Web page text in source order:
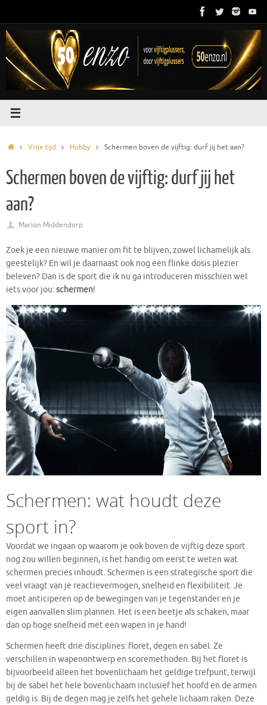
de
inhoud
HomeVrije tijd Hobby Schermen boven de vijftig: durf jij het aan?
Schermen boven de vijftig: durf jij het
aan?
Marion Middendorp
Zoek je een nieuwe manier om fit te blijven, zowel lichamelijk als
geestelijk? En wil je daarnaast ook nog een flinke dosis plezier
beleven? Dan is de sport die ik nu ga introduceren misschien wel
iets voor jou:schermen!
Schermen: wat houdt deze
sport in?
Voordat we ingaan op waarom je ook boven de vijftig deze sport
nog zou willen beginnen, is het handig om eerst te weten wat
schermen precies inhoudt. Schermen is een strategische sport die
veel vraagt van je reactievermogen, snelheid en flexibiliteit. Je
moet anticiperen op de bewegingen van je tegenstander en je
eigen aanvallen slim plannen. Het is een beetje als schaken, maar
dan op hoge snelheid met een wapen in je hand!
Schermen heeft drie disciplines: floret, degen en sabel. Ze
verschillen in wapenontwerp en scoremethoden. Bij het floret is
bijvoorbeeld alleen het bovenlichaam het geldige trefpunt, terwijl
bij de sabel het hele bovenlichaam inclusief het hoofd en de armen
geldig is. Bij de degen mag je zelfs het gehele lichaam raken. Deze